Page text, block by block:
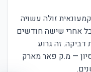
זולה עשויה
אחרי שישה חודשים
דביקה. זה גרוע
— מ.ק פאר מארק